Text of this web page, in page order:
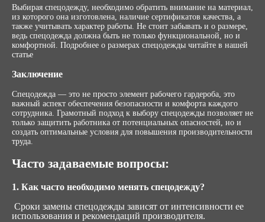
Выбирая спецодежду, необходимо обратить внимание на материал,
из которого она изготовлена, наличие сертификатов качества, а
также учитывать характер работы. Не стоит забывать и о размере,
ведь спецодежда должна быть не только функциональной, но и
комфортной. Подробнее о размерах спецодежды читайте в нашей
статье
Заключение
Спецодежда — это не просто элемент рабочего гардероба, это
важный аспект обеспечения безопасности и комфорта каждого
сотрудника. Грамотный подход к выбору спецодежды позволяет не
только защитить работника от потенциальных опасностей, но и
создать оптимальные условия для повышения производительности
труда.
Часто задаваемые вопросы:
1. Как часто необходимо менять спецодежду?
Сроки замены спецодежды зависят от интенсивности ее
использования и рекомендаций производителя.